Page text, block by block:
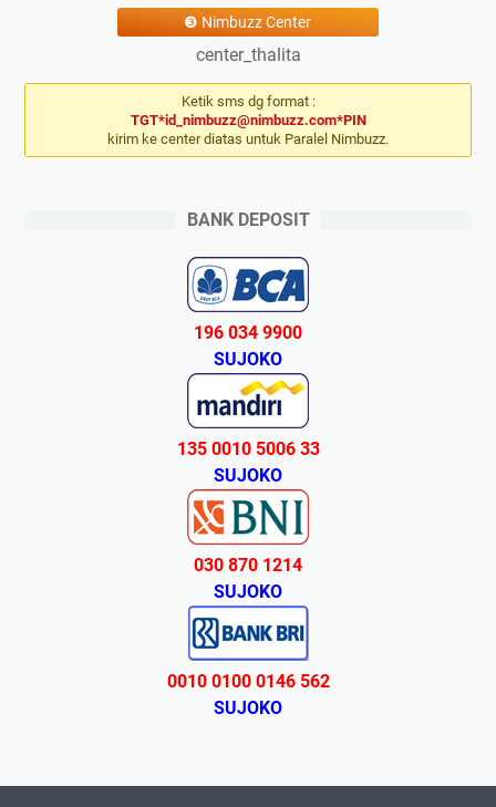
❸ Nimbuzz Center
center_thalita
Ketik sms dg format :
TGT*id_nimbuzz@nimbuzz.com*PIN
kirim ke center diatas untuk Paralel Nimbuzz.
BANK DEPOSIT
196 034 9900
SUJOKO
135 0010 5006 33
SUJOKO
030 870 1214
SUJOKO
0010 0100 0146 562
SUJOKO